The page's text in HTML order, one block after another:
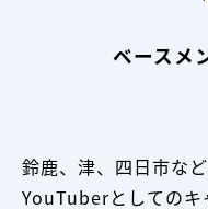
ベースメ
鈴鹿、津、四日市な
YouTuberとしてのキ